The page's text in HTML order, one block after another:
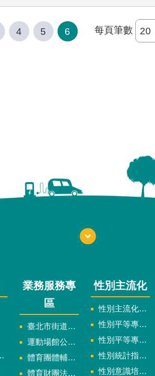
4 5 6 每頁筆數
業務服務專
區
臺北市街道遊戲申請專區
運動場館公司設立輔導專區
體育團體輔導訪視
體育財團法人/公益信託專區
性別主流化
性別主流化實施計畫暨細部計畫
性別平等專案小組委員名單
性別平等專案小組會議紀錄
性別統計指標及項目
性別意識培力、統計分析案、影響評估案